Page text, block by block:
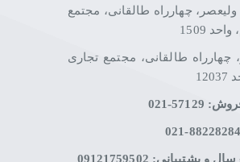
ولیعصر، چهارراه طالقانی، مجتمع
1509
چهارراه طالقانی، مجتمع تجاری
021
09121759502